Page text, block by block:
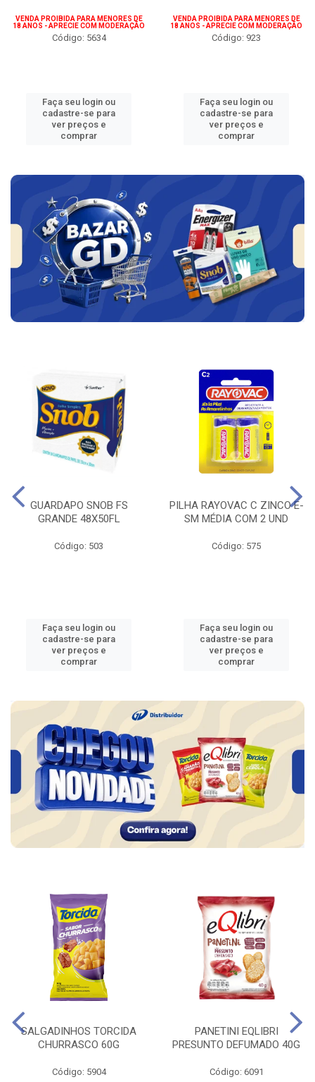
VENDA PROIBIDA PARA MENORES DE
18 ANOS - APRECIE COM MODERAÇÃO
Código: 5634
Faça seu login ou
cadastre-se para
ver preços e
comprar
VENDA PROIBIDA PARA MENORES DE
18 ANOS - APRECIE COM MODERAÇÃO
Código: 923
Faça seu login ou
cadastre-se para
ver preços e
comprar
GUARDAPO SNOB FS
GRANDE 48X50FL
Código: 503
Faça seu login ou
cadastre-se para
ver preços e
comprar
PILHA RAYOVAC C ZINCO E-
SM MÉDIA COM 2 UND
Código: 575
Faça seu login ou
cadastre-se para
ver preços e
comprar
SALGADINHOS TORCIDA
CHURRASCO 60G
Código: 5904
PANETINI EQLIBRI
PRESUNTO DEFUMADO 40G
Código: 6091